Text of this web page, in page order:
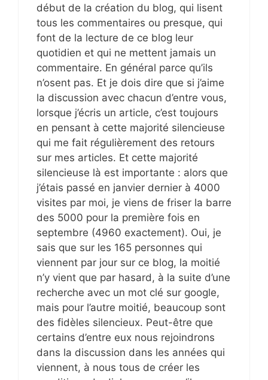
début de la création du blog, qui lisent
tous les commentaires ou presque, qui
font de la lecture de ce blog leur
quotidien et qui ne mettent jamais un
commentaire. En général parce qu’ils
n’osent pas. Et je dois dire que si j’aime
la discussion avec chacun d’entre vous,
lorsque j’écris un article, c’est toujours
en pensant à cette majorité silencieuse
qui me fait régulièrement des retours
sur mes articles. Et cette majorité
silencieuse là est importante : alors que
j’étais passé en janvier dernier à 4000
visites par moi, je viens de friser la barre
des 5000 pour la première fois en
septembre (4960 exactement). Oui, je
sais que sur les 165 personnes qui
viennent par jour sur ce blog, la moitié
n’y vient que par hasard, à la suite d’une
recherche avec un mot clé sur google,
mais pour l’autre moitié, beaucoup sont
des fidèles silencieux. Peut-être que
certains d’entre eux nous rejoindrons
dans la discussion dans les années qui
viennent, à nous tous de créer les